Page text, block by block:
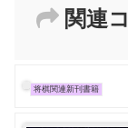
関連
将棋関連新刊書籍